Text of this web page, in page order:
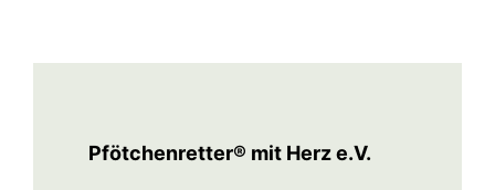
Pfötchenretter® mit Herz e.V.